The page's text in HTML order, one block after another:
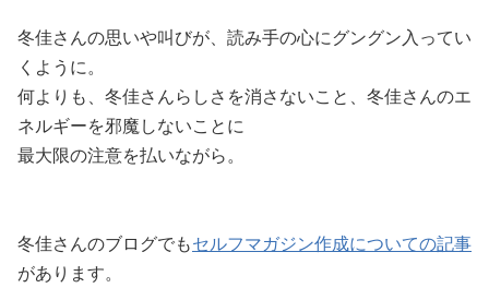
冬佳さんの思いや叫びが、読み手の心にグングン入ってい
くように。
何よりも、冬佳さんらしさを消さないこと、冬佳さんのエ
ネルギーを邪魔しないことに
最大限の注意を払いながら。
冬佳さんのブログでもセルフマガジン作成についての記事
があります。